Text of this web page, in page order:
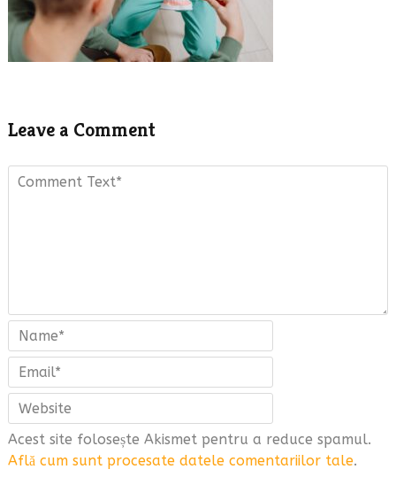
Leave a Comment
Acest site folosește Akismet pentru a reduce spamul.
Află cum sunt procesate datele comentariilor tale.